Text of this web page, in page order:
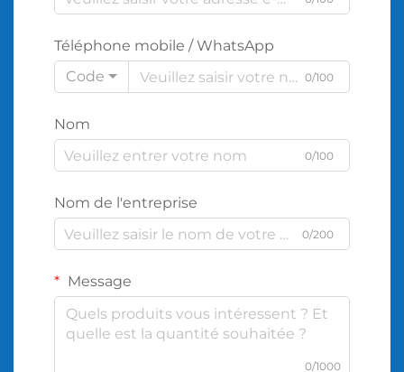
Téléphone mobile / WhatsApp
Code
0/100
Nom
0/100
Nom de l'entreprise
0/200
Message
0/1000